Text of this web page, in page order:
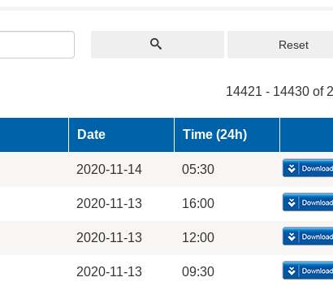
Reset
14421 - 14430 of
Date Time (24h)
2020-11-14 05:30
2020-11-13 16:00
2020-11-13 12:00
2020-11-13 09:30